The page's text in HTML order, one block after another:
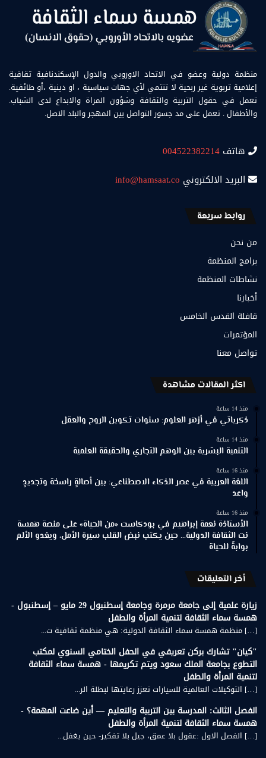
منظمة دولية وعضو في الاتحاد الاوروبي والدول الإسكندنافية ثقافية
إعلامية تربوية غير ربحية لا تنتمي لأي جهات سياسية ، او دينية ،أو طائفية.
تعمل في حقول التربية والثقافة وشؤون المراة والابداع لدى الشباب.
والأطفال . تعمل على مد جسور التواصل بين المهجر والبلد الاصل.
هاتف 004522382214
البريد الالكتروني info@hamsaat.co
روابط سريعة
من نحن
برامج المنظمة
نشاطات المنظمة
أخبارنا
قافلة القدس الخامس
المؤتمرات
تواصل معنا
اكثر المقالات مشاهدة
منذ 14 ساعة
ذكرياتي في أزهر العلوم: سنوات تكوين الروح والعقل
منذ 14 ساعة
التنمية البشرية بين الوهم التجاري والحقيقة العلمية
منذ 16 ساعة
اللغة العربية في عصر الذكاء الاصطناعي: بين أصالةٍ راسخة وتجديدٍ
واعد
منذ 16 ساعة
الأستاذة نعمة إبراهيم في بودكاست «من الحياة» على منصة همسة
نت الثقافة الدولية… حين يكتب نبض القلب سيرة الأمل، ويغدو الألم
بوابةً للحياة
أخر التعليقات
زيارة علمية إلى جامعة مرمرة وجامعة إسطنبول 29 مايو – إسطنبول -
همسة سماء الثقافة لتنمية المرأة والطفل
[…] منظمة همسة سماء الثقافة الدولية: هي منظمة ثقافية ت...
"كيان" تشارك بركن تعريفي في الحفل الختامي السنوي لمكتب
التطوع بجامعة الملك سعود ويتم تكريمها - همسة سماء الثقافة
لتنمية المرأة والطفل
[…] التوكيلات العالمية للسيارات تعزز رعايتها لبطلة الر...
الفصل الثالث: المدرسة بين التربية والتعليم — أين ضاعت المهمة؟ -
همسة سماء الثقافة لتنمية المرأة والطفل
[…] الفصل الاول :عقول بلا عمق، جيل بلا تفكير- حين يغفل...